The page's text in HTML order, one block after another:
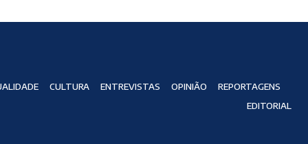
CULTURA ENTREVISTAS OPINIÃO
REPORTAGENS
EDITORIAL